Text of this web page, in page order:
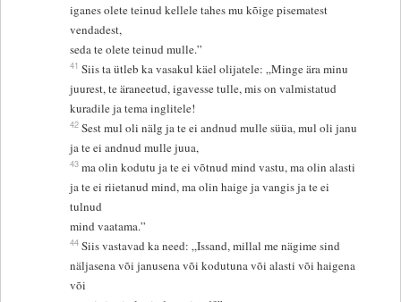
iganes olete teinud kellele tahes mu kõige pisematest
vendadest,
seda te olete teinud mulle.”
41 Siis ta ütleb ka vasakul käel olijatele: „Minge ära minu
juurest, te äraneetud, igavesse tulle, mis on valmistatud
kuradile ja tema inglitele!
42 Sest mul oli nälg ja te ei andnud mulle süüa, mul oli janu
ja te ei andnud mulle juua,
43 ma olin kodutu ja te ei võtnud mind vastu, ma olin alasti
ja te ei riietanud mind, ma olin haige ja vangis ja te ei
tulnud
mind vaatama.”
44 Siis vastavad ka need: „Issand, millal me nägime sind
näljasena või janusena või kodutuna või alasti või haigena
või